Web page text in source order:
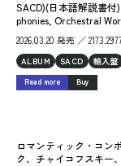
SACD)(日本語解説書付
phonies, Orchestral
2026.03.20 発売 ／
ALBUM SACD 輸入盤
Read more Buy
ロマンティック・コン
ク、チャイコフスキー